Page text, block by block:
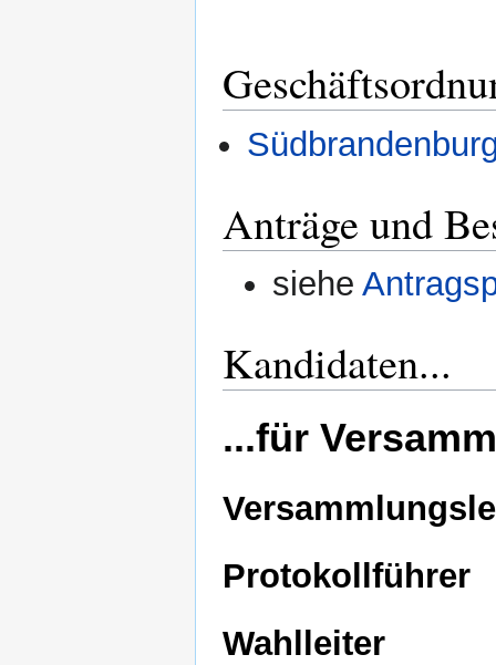
Anträge und
siehe
Kandidaten...
...für
Protokollführer
Wahlleiter